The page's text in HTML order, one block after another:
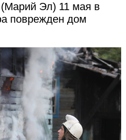
Эл) 11 мая в
поврежден дом